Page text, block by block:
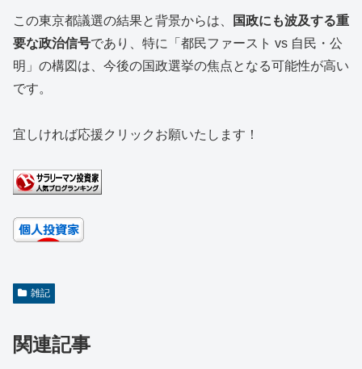
この東京都議選の結果と背景からは、
国政にも波及する重
要な政治信号であり、特に「都民ファースト vs 自民・公
明」の構図は、今後の国政選挙の焦点となる可能性が高い
です。
宜しければ応援クリックお願いたします！
雑記
関連記事